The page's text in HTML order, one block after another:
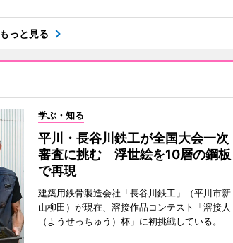
もっと見る
学ぶ・知る
平川・長谷川鉄工が全国大会一次
審査に挑む 浮世絵を10層の鋼板
で再現
建築用鉄骨製造会社「長谷川鉄工」（平川市新
山柳田）が現在、溶接作品コンテスト「溶接人
（ようせっちゅう）杯」に初挑戦している。